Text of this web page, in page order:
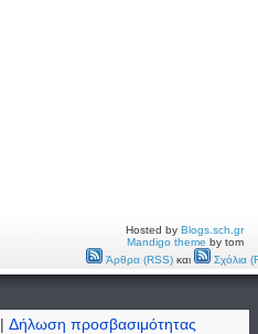
Hosted by Blogs.sch.gr
Mandigo theme by tom
Άρθρα (RSS) και Σχόλια
|Δήλωση προσβασιμότητας